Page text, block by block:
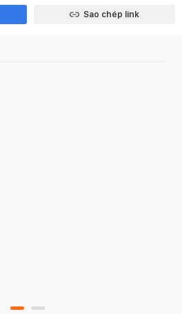
Sao chép link